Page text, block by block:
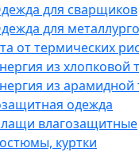
для сварщиков
для
от термических
из хлопковой
из арамидной
одежда
влагозащитные
куртки